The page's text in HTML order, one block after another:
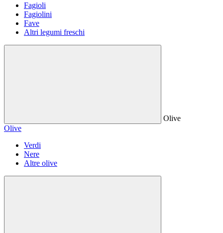
Fagioli
Fagiolini
Fave
Altri legumi freschi
Olive
Olive
Verdi
Nere
Altre olive